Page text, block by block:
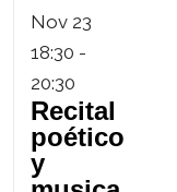
Nov 23
18:30 -
20:30
Recital
poético
y